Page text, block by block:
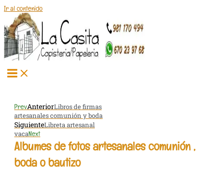
Ir al contenido
PrevAnteriorLibros de firmas
artesanales comunión y boda
SiguienteLibreta artesanal
vacaNext
Albumes de fotos artesanales comunión ,
boda o bautizo